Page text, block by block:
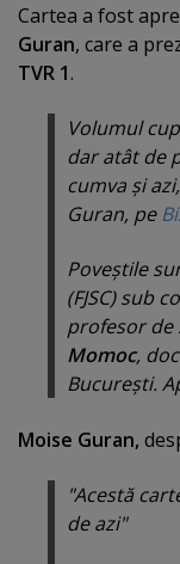
Cartea a fost
Guran, care a
TVR 1.
Volumul
dar atât de
cumva şi
Guran, pe
Poveştile
(FJSC) sub
profesor de
Momoc,
Bucureşti.
Moise Guran,
"Acestă
de azi"